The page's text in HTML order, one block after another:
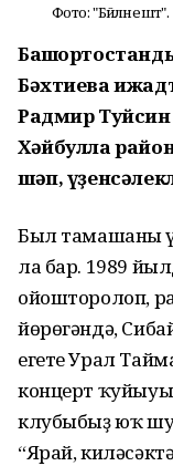
Фото: "Бәйләнештә".
Бәхтиева
Радмир
Хәйбулла
шәп,
Был тамашаның
ла бар. 1989
ойошторолоп,
йөрөгәндә,
егете Урал
концерт
клубыбыҙ юҡ
“Ярай,